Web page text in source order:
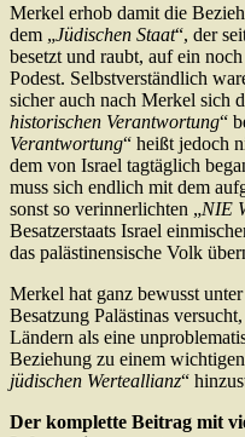
Merkel erhob damit die
dem „Jüdischen Staat“, der
besetzt und raubt, auf ein
Podest. Selbstverständlich
sicher auch nach Merkel sich
historischen Verantwortung“
Verantwortung“ heißt jedoch
dem von Israel tagtäglich
muss sich endlich mit dem
sonst so verinnerlichten „NIE
Besatzerstaats Israel
das palästinensische Volk
Merkel hat ganz bewusst
Besatzung Palästinas
Ländern als eine
Beziehung zu einem
jüdischen Werteallianz“
Der komplette Beitrag mit